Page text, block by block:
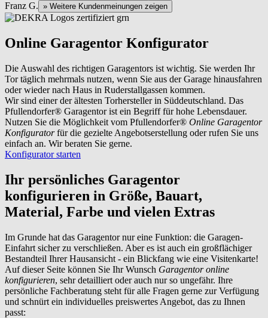
Franz G. » Weitere Kundenmeinungen zeigen
Online Garagentor Konfigurator
Die Auswahl des richtigen Garagentors ist wichtig. Sie werden Ihr
Tor täglich mehrmals nutzen, wenn Sie aus der Garage hinausfahren
oder wieder nach Haus in Ruderstallgassen kommen.
Wir sind einer der ältesten Torhersteller in Süddeutschland. Das
Pfullendorfer® Garagentor ist ein Begriff für hohe Lebensdauer.
Nutzen Sie die Möglichkeit vom Pfullendorfer® Online Garagentor
Konfiguratorfür die gezielte Angebotserstellung oder rufen Sie uns
einfach an. Wir beraten Sie gerne.
Konfigurator starten
Ihr persönliches Garagentor
konfigurieren in Größe, Bauart,
Material, Farbe und vielen Extras
Im Grunde hat das Garagentor nur eine Funktion: die Garagen-
Einfahrt sicher zu verschließen. Aber es ist auch ein großflächiger
Bestandteil Ihrer Hausansicht - ein Blickfang wie eine Visitenkarte!
Auf dieser Seite können Sie Ihr Wunsch Garagentor online
konfigurieren, sehr detailliert oder auch nur so ungefähr. Ihre
persönliche Fachberatung steht für alle Fragen gerne zur Verfügung
und schnürt ein individuelles preiswertes Angebot, das zu Ihnen
passt: